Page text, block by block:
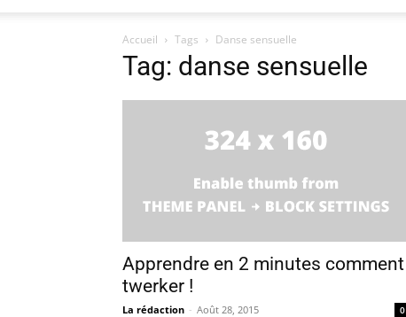
Accueil Tags Danse sensuelle
Tag: danse sensuelle
Apprendre en 2 minutes comment
twerker !
La rédaction - Août 28, 2015 0